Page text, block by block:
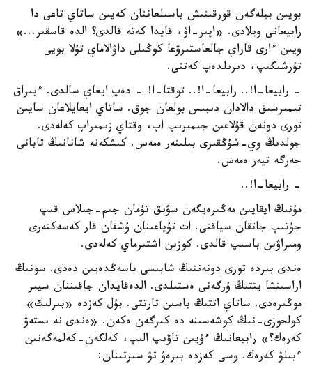
بويىن بيلەگەن قورقىنىش باسىلعاننان كەيىن ساتاي تاعى دا
رابيعانى ويلادى. «اپىر-اۋ، قايدا كەتە قالدى؟ الدە قاسقىر...»
ويىن ءارى قاراي جالعاستىرۋعا كوڭىلى داۋالاماي تۇلا بويى
تۇرشىگىپ، دىرىلدەپ كەتتى.
- رابيعا-ا!.. رابيعا-ا!.. توقتا-ا! - دەپ ايعاي سالدى. ءبىراق
تىمىرسىق دالادان دىبىس بولعان جوق. ساتاي ايعايلاعان سايىن
تورى دونەن قۇلاعىن جىمىرىپ اپ، وقتاي زىمىراپ كەلەدى.
جولدىڭ وي-شۇڭقىرى بىلىنەر ەمەس. كىشكەنە شانانىڭ تابانى
جەرگە تيەر ەمەس.
- رابيعا-ا!..
مۇنىڭ ايقايىن مەڭىرەيگەن سۋىق تۇمان جىم-جىلاس قىپ
جۇتىپ جاتقان سياقتى. ات تۇياعىنان ۇشقان قار كەسەكتەرى
ومىراۋىن باسىپ قالدى. كوزىن اشتىرماي كەلەدى.
ەندى بىردە تورى دونەننىڭ شابىسى باسەڭدەيىن دەدى. سونىڭ
اراسىنشا يتتىڭ ۇرگەنى ەستىلدى. الدەقايدان جاقىننان سيىر
موڭىرەدى. ساتاي اتتىڭ باسىن تارتتى. بۇل كەزدە «بىرلىك»
كولحوزى-نىڭ كوشەسىنە دە كىرگەن ەكەن. «ەندى نە ىستەۋ
كەرەك؟» رابيعانىڭ ءۇيىن تاۋىپ الىپ، كەلگەن-كەلمەگەنىن
ءبىلۋ كەرەك. وسى كەزدە بىرەۋ تۋ سىرتىنان: